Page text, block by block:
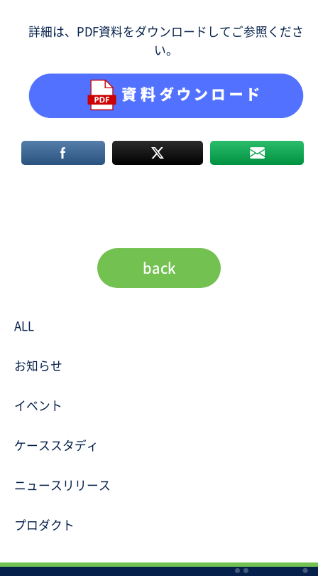
詳細は、PDF資料をダウンロードしてご参照くださ
い。
back
ALL
お知らせ
イベント
ケーススタディ
ニュースリリース
プロダクト